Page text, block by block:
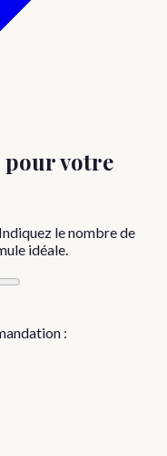
pour votre
le nombre de
idéale.
: